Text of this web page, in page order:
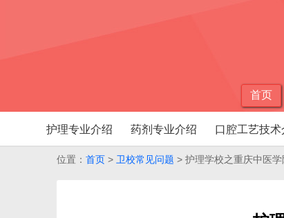
首页
护理专业介绍 药剂专业介绍 口腔工艺技术
位置： 首页 > 卫校常见问题 > 护理学校之重庆中医学